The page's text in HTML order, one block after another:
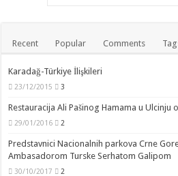
Recent Popular Comments
Karadağ-Türkiye İlişkileri
23/12/2015 3
Restauracija Ali Pašinog Hamama u Ulcinju
29/01/2016 2
Predstavnici Nacionalnih parkova Crne
Ambasadorom Turske Serhatom Galipom
30/10/2017 2